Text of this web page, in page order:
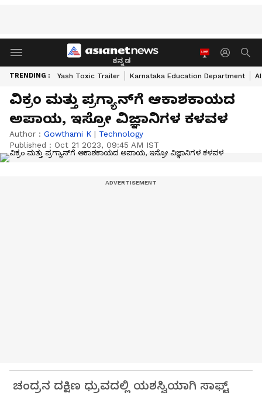
ಕನ್ನಡ
TRENDING : Yash Toxic Trailer Karnataka Education Department
ವಿಕ್ರಂ ಮತ್ತು ಪ್ರಗ್ಯಾನ್‌ಗೆ ಆಕಾಶಕಾಯದ
ಅಪಾಯ, ಇಸ್ರೋ ವಿಜ್ಞಾನಿಗಳ ಕಳವಳ
Author : Gowthami K | Technology
Published : Oct 21 2023, 09:45 AM IST
ಚಂದ್ರನ ದಕ್ಷಿಣ ಧ್ರುವದಲ್ಲಿ ಯಶಸ್ವಿಯಾಗಿ ಸಾಫ್ಟ್